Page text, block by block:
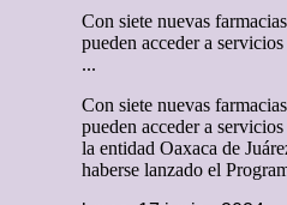
Con siete nuevas
pueden acceder a
...
Con siete nuevas
pueden acceder a
la entidad Oaxaca de
haberse lanzado el